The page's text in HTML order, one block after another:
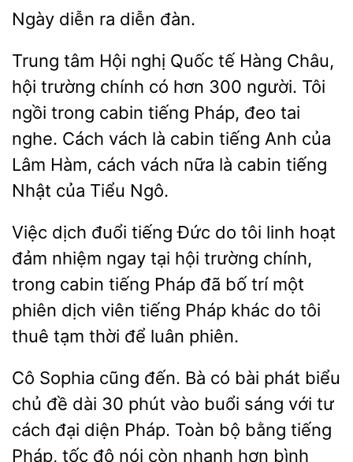
Ngày đàn.
Trung tâm Hội nghị Quốc tế Hàng Châu,
hội trường chính có hơn 300 người.
ngồi trong cabin tiếng Pháp, đeo tai
nghe. Cách vách
cabin tiếng Anh của
Lâm Hàm, cách vách
là cabin tiếng
Nhật của Tiểu Ngô.
Việc dịch đuổi tiếng Đức do tôi linh hoạt
đảm nhiệm ngay tại hội trường chính,
trong cabin tiếng Pháp đã bố trí một
phiên dịch
tiếng Pháp
tôi
thuê tạm thời để luân phiên.
Cô Sophia cũng đến. Bà có bài phát biểu
chủ đề dài 30 phút vào buổi sáng với tư
cách đại diện Pháp. Toàn
bằng
Pháp, tốc độ nói còn nhanh hơn bình